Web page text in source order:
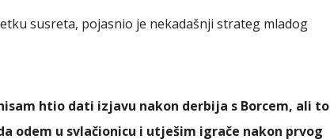
susreta, pojasnio je nekadašnji strateg mladog
htio dati izjavu nakon derbija s Borcem, ali to
odem u svlačionicu i utješim igrače nakon prvog